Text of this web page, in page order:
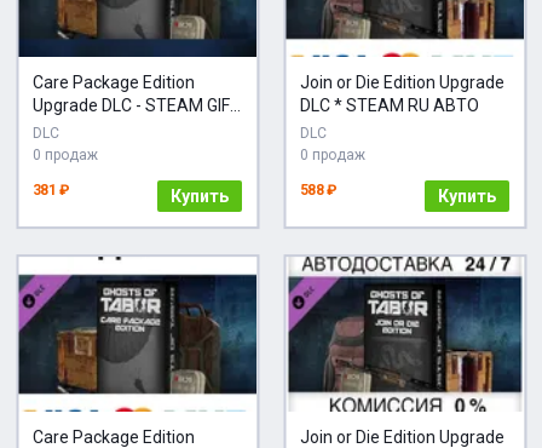
Care Package Edition
Upgrade DLC - STEAM GIFT
РОССИЯ
DLC
0 продаж
381 ₽ Купить
Join or Die Edition Upgrade
DLC * STEAM RU АВТО
DLC
0 продаж
588 ₽ Купить
Care Package Edition Join or Die Edition Upgrade